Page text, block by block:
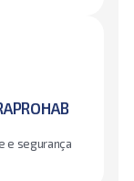
e segurança